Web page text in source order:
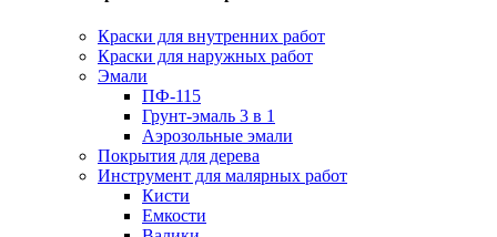
Краски для внутренних работ
Краски для наружных работ
Эмали
ПФ-115
Грунт-эмаль 3 в 1
Аэрозольные эмали
Покрытия для дерева
Инструмент для малярных работ
Кисти
Емкости